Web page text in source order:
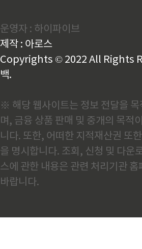
제 경험상 이건 이미 낡은 인식입니다.AI 스마
달라진 중국 철강의 현주소중국철강공업협회
최근 발표한 자료를 보면 2025년 한 해에만 '세
초'로 분류되는..
운영자 : 하이파이브
제작 : 아로스
Copyrights © 2022 All Rights
백.
※ 해당 웹사이트는 정보 전달을
며, 금융 상품 판매 및 중개의 목적
니다. 또한, 어떠한 지적재산권 또
을 명시합니다. 조회, 신청 및 다운
스에 관한 내용은 관련 처리기관 홈
바랍니다.